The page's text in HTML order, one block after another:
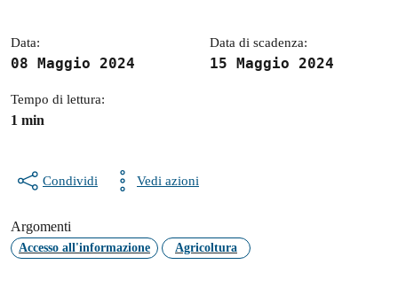
Data:
08 Maggio 2024
Data di scadenza:
15 Maggio 2024
Tempo di lettura:
1 min
Condividi Vedi azioni
Argomenti
Accesso all'informazione Agricoltura